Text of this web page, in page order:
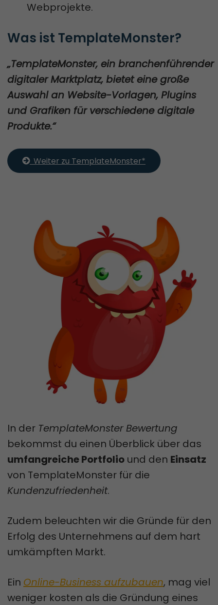
Webprojekte.
Was ist TemplateMonster?
„TemplateMonster, ein branchenführender
digitaler Marktplatz, bietet eine große
Auswahl an Website-Vorlagen, Plugins
und Grafiken für verschiedene digitale
Produkte.“
  Weiter zu TemplateMonster*
In der TemplateMonster Bewertung
bekommst du einen Überblick über das
umfangreiche Portfolio und den Einsatz
von TemplateMonster für die
Kundenzufriedenheit.
Zudem beleuchten wir die Gründe für den
Erfolg des Unternehmens auf dem hart
umkämpften Markt.
Ein Online-Business aufzubauen, mag viel
weniger kosten als die Gründung eines